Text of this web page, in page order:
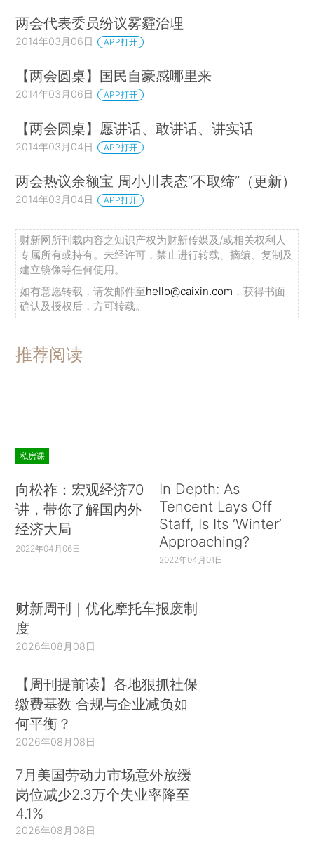
关，确保死刑只适用于极少数罪行极其严重的犯罪
分子。
依法惩治经济犯罪、贪污贿赂和渎职犯罪。发布
关于办理组织、领导传销活动刑事案件等指导意
金融诈骗、内幕交易、商业贿赂等经济犯罪案件5
万件，判处罪犯6.9万人。充分发挥刑事审判在惩
治腐败中的职能作用，加大对贪污贿赂等犯罪的打
击力度，审结国家工作人员贪污贿赂、渎职侵权犯
来受贿、贪污、滥用职权案，刘志军受贿、滥用职
权案等一批大案要案，促进反腐败斗争深入开展。
依法惩治危害食品安全和污染环境犯罪。积极回
应群众关切，发布关于办理危害食品安全犯罪的司
犯2647人。发布关于办理污染环境刑事案件的司法
坚决防止和纠正冤假错案。尊重和保障人权，恪
守罪刑法定、疑罪从无、证据裁判等原则，严格排
除非法证据，各级法院依法宣告825名被告人无
罪，确保无罪的人不受刑事追究。加强与律师协会
的沟通，高度重视律协、律师反映的问题,尊重和保
刻汲取教训，强化证据审查，发挥庭审功能，与公
安、检察机关分工负责、互相配合、互相制约，建
错案底线。
妥善化解社会矛盾。坚持合法自愿原则，规范司
法调解，各级法院通过调解和撤诉方式处理案件
裁裁决13.3万件。加强刑事附带民事诉讼调解工
作，完善刑事被害人救助制度，保障被害人合法权
益。积极参与社会治理，健全诉讼与非诉讼相衔接
的矛盾纠纷解决机制，加大诉前调解力度，坚持和
两会代表委员纷议雾霾治理
2014年03月06日 APP打开
【两会圆桌】国民自豪感哪里来
2014年03月06日 APP打开
【两会圆桌】愿讲话、敢讲话、讲实话
2014年03月04日 APP打开
两会热议余额宝 周小川表态“不取缔”（更新）
2014年03月04日 APP打开
财新网所刊载内容之知识产权为财新传媒及/或相关权利人
专属所有或持有。未经许可，禁止进行转载、摘编、复制及
建立镜像等任何使用。
如有意愿转载，请发邮件至hello@caixin.com ，获得书面
确认及授权后，方可转载。
推荐阅读
私房课
向松祚：宏观经济70
讲，带你了解国内外
经济大局
2022年04月06日
In Depth: As
Tencent Lays Off
Staff, Is Its ‘Winter’
Approaching?
2022年04月01日
财新周刊｜优化摩托车报废制
度
2026年08月08日
【周刊提前读】各地狠抓社保
缴费基数 合规与企业减负如
何平衡？
2026年08月08日
7月美国劳动力市场意外放缓
岗位减少2.3万个失业率降至
4.1%
2026年08月08日